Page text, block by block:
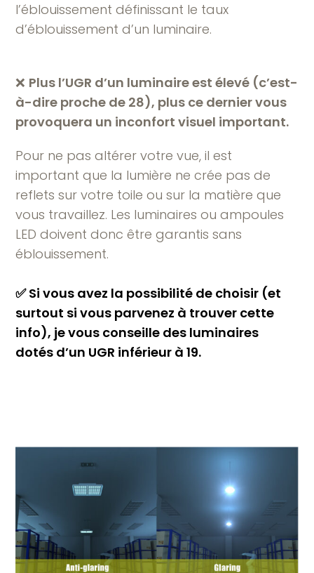
l’éblouissement définissant le taux
d’éblouissement d’un luminaire.
❌ Plus l’UGR d’un luminaire est élevé (c’est-
à-dire proche de 28), plus ce dernier vous
provoquera un inconfort visuel important.
Pour ne pas altérer votre vue, il est
important que la lumière ne crée pas de
reflets sur votre toile ou sur la matière que
vous travaillez. Les luminaires ou ampoules
LED doivent donc être garantis sans
éblouissement.
✅ Si vous avez la possibilité de choisir (et
surtout si vous parvenez à trouver cette
info), je vous conseille des luminaires
dotés d’un UGR inférieur à 19.